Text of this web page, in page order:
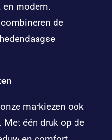
en modern.
de
markiezen ook
Met één druk op de